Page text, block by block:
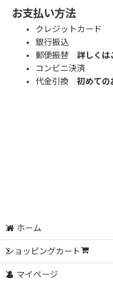
お支払い方法
クレジットカード
銀行振込
郵便振替 詳しくは
コンビニ決済
代金引換 初めての
ホーム
ショッピングカート
マイページ